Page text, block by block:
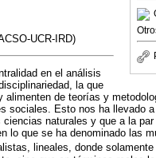
UCR-IRD)
en el análisis
la que
de teorías y
sociales. Esto nos ha llevado
naturales y que a la
lo que se ha denominado las
lineales, donde